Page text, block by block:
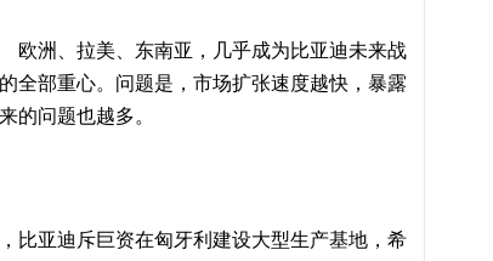
洲、拉美、东南亚，几乎成为比亚迪未来战
全部重心。问题是，市场扩张速度越快，暴露
的问题也越多。
亚迪斥巨资在匈牙利建设大型生产基地，希